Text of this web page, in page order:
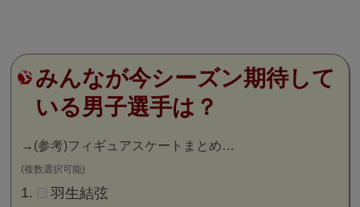
みんなが今シーズン期待して
いる男子選手は？
→ (参考)フィギュアスケートまとめ…
(複数選択可能)
羽生結弦